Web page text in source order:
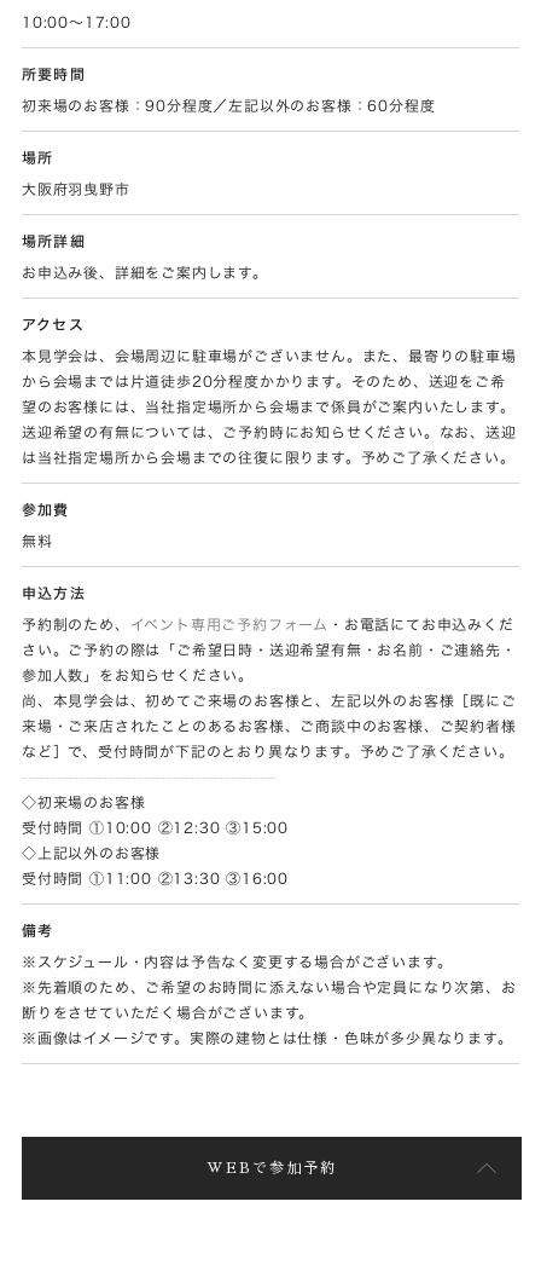
10:00〜17:00
所要時間
初来場のお客様：90分程度／左記以外のお客様：60分程度
場所
大阪府羽曳野市
場所詳細
お申込み後、詳細をご案内します。
アクセス
本見学会は、会場周辺に駐車場がございません。また、最寄りの駐車場
から会場までは片道徒歩20分程度かかります。そのため、送迎をご希
望のお客様には、当社指定場所から会場まで係員がご案内いたします。
送迎希望の有無については、ご予約時にお知らせください。なお、送迎
は当社指定場所から会場までの往復に限ります。予めご了承ください。
参加費
無料
申込方法
予約制のため、 イベント専用ご予約フォーム
・お電話にてお申込みくだ
さい。ご予約の際は「ご希望日時・送迎希望有無・お名前・ご連絡先・
参加人数」をお知らせください。
尚、本見学会は、初めてご来場のお客様と、左記以外のお客様［既にご
来場・ご来店されたことのあるお客様、ご商談中のお客様、ご契約者様
など］で、受付時間が下記のとおり異なります。予めご了承ください。
--------------------------------------------
◇初来場のお客様
受付時間 ①10:00 ②12:30 ③15:00
◇上記以外のお客様
受付時間 ①11:00 ②13:30 ③16:00
備考
※スケジュール・内容は予告なく変更する場合がございます。
※先着順のため、ご希望のお時間に添えない場合や定員になり次第、お
断りをさせていただく場合がございます。
※画像はイメージです。実際の建物とは仕様・色味が多少異なります。
WEBで参加予約